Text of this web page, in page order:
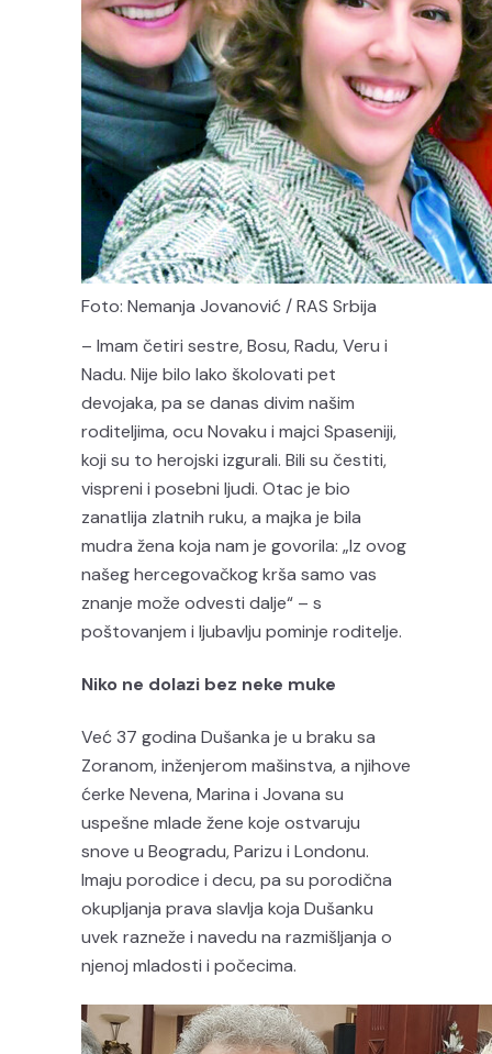
Foto: Nemanja Jovanović / RAS Srbija
– Imam četiri sestre, Bosu, Radu, Veru i
Nadu. Nije bilo lako školovati pet
devojaka, pa se danas divim našim
roditeljima, ocu Novaku i majci Spaseniji,
koji su to herojski izgurali. Bili su čestiti,
vispreni i posebni ljudi. Otac je bio
zanatlija zlatnih ruku, a majka je bila
mudra žena koja nam je govorila: „Iz ovog
našeg hercegovačkog krša samo vas
znanje može odvesti dalje“ – s
poštovanjem i ljubavlju pominje roditelje.
Niko ne dolazi bez neke muke
Već 37 godina Dušanka je u braku sa
Zoranom, inženjerom mašinstva, a njihove
ćerke Nevena, Marina i Jovana su
uspešne mlade žene koje ostvaruju
snove u Beogradu, Parizu i Londonu.
Imaju porodice i decu, pa su porodična
okupljanja prava slavlja koja Dušanku
uvek razneže i navedu na razmišljanja o
njenoj mladosti i počecima.